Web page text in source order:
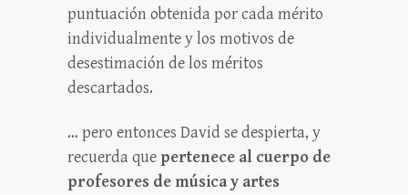
puntuación obtenida por cada mérito
individualmente y los motivos de
desestimación de los méritos
descartados.
… pero entonces David se despierta, y
recuerda que pertenece al cuerpo de
profesores de música y artes